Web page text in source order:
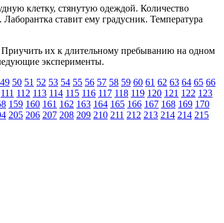
клетку, стянутую одеждой. Количество
ставит ему градусник. Температура
Приучить их к длительному пребыванию на одном
эксперименты.
49 50 51 52 53 54 55 56 57 58 59 60 61 62 63 64 65 66
111 112 113 114 115 116 117 118 119 120 121 122 123
159 160 161 162 163 164 165 166 167 168 169 170
205 206 207 208 209 210 211 212 213 214 214 215